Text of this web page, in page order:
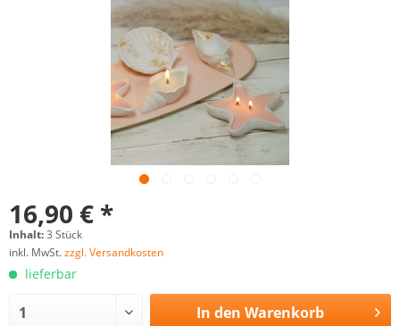
16,90 € *
Inhalt:3 Stück
inkl. MwSt.zzgl. Versandkosten
lieferbar
In den Warenkorb